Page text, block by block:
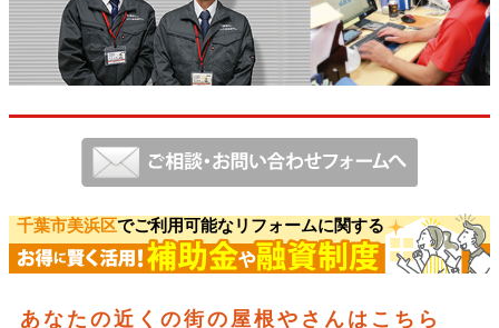
千葉市美浜区でご利用可能なリフォームに関する
あなたの近くの街の屋根やさんはこちら